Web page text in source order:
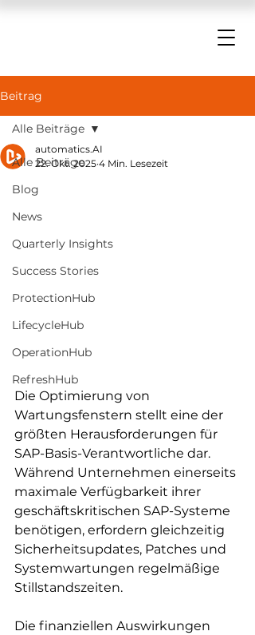
Beitrag
Alle Beiträge
Blog
News
Quarterly Insights
Success Stories
ProtectionHub
LifecycleHub
OperationHub
RefreshHub
Alle Beiträge
automatics.AI
22. Okt. 2025 4 Min. Lesezeit
Die Optimierung von
Wartungsfenstern stellt eine der
größten Herausforderungen für
SAP-Basis-Verantwortliche dar.
Während Unternehmen einerseits
maximale Verfügbarkeit ihrer
geschäftskritischen SAP-Systeme
benötigen, erfordern gleichzeitig
Sicherheitsupdates, Patches und
Systemwartungen regelmäßige
Stillstandszeiten.
Die finanziellen Auswirkungen